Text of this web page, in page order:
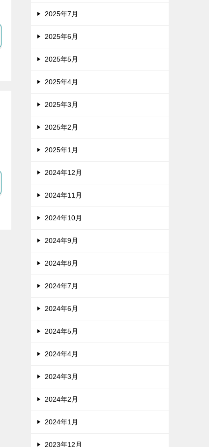
2025年7月
2025年6月
2025年5月
2025年4月
2025年3月
2025年2月
2025年1月
2024年12月
2024年11月
2024年10月
2024年9月
2024年8月
2024年7月
2024年6月
2024年5月
2024年4月
2024年3月
2024年2月
2024年1月
2023年12月